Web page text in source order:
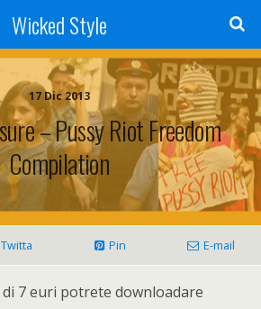
Wicked Style
17 Dic 2013
– Pussy Riot Freedom
Compilation
Twitta Pin E-mail
di 7 euri potrete downloadare